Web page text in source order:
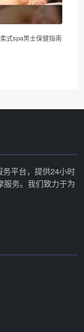
式spa男士保健指南
平台，提供24小时
服务。我们致力于为